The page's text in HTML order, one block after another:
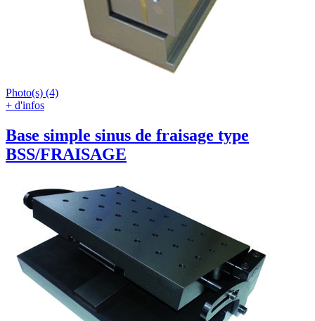
Photo(s) (4)
+ d'infos
Base simple sinus de fraisage type
BSS/FRAISAGE